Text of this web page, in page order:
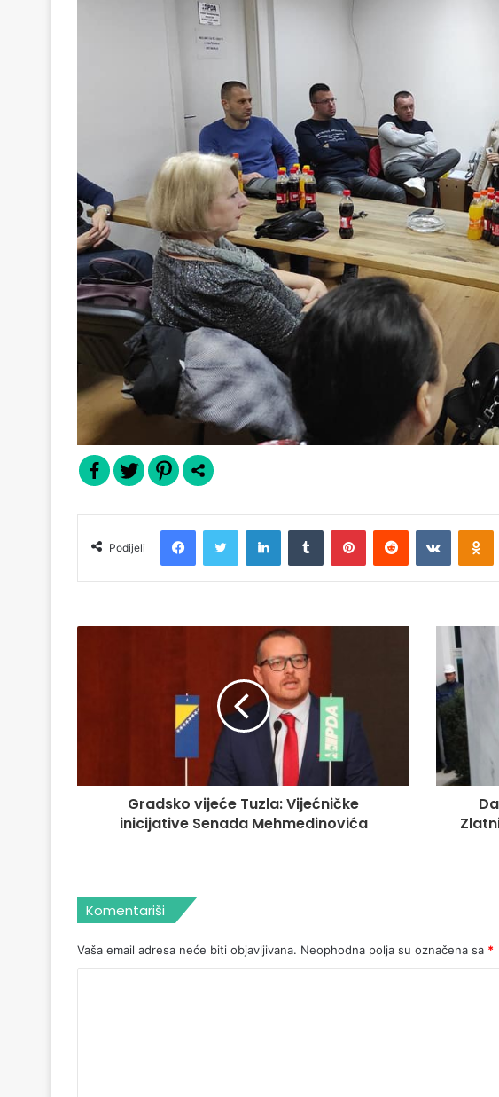
Podijeli
Gradsko vijeće Tuzla: Vijećničke
inicijative Senada Mehmedinovića
Komentariši
Vaša email adresa neće biti objavljivana. Neophodna polja su označena sa *